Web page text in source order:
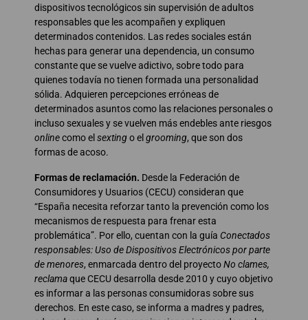
dispositivos tecnológicos sin supervisión de adultos
responsables que les acompañen y expliquen
determinados contenidos. Las redes sociales están
hechas para generar una dependencia, un consumo
constante que se vuelve adictivo, sobre todo para
quienes todavía no tienen formada una personalidad
sólida. Adquieren percepciones erróneas de
determinados asuntos como las relaciones personales o
incluso sexuales y se vuelven más endebles ante riesgos
onlinecomo el sextingo el grooming, que son dos
formas de acoso.
Formas de reclamación. Desde la Federación de
Consumidores y Usuarios (CECU) consideran que
“España necesita reforzar tanto la prevención como los
mecanismos de respuesta para frenar esta
problemática”. Por ello, cuentan con la guía Conectados
responsables: Uso de Dispositivos Electrónicos por parte
de menores, enmarcada dentro del proyectoNo clames,
reclamaque CECU desarrolla desde 2010 y cuyo objetivo
es informar a las personas consumidoras sobre sus
derechos. En este caso, se informa a madres y padres,